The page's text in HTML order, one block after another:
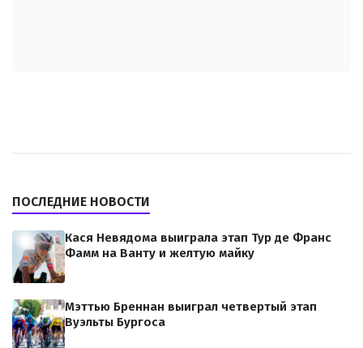
ПОСЛЕДНИЕ НОВОСТИ
Кася Невядома выиграла этап Тур де Франс
Фамм на Ванту и желтую майку
Мэттью Бреннан выиграл четвертый этап
Вуэльты Бургоса